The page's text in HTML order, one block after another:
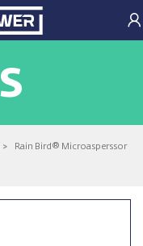
>
Rain Bird® Microasperssor